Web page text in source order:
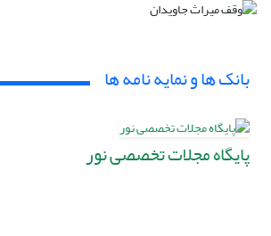
بانک ها و نمایه نامه ها
پایگاه مجلات تخصصی نور